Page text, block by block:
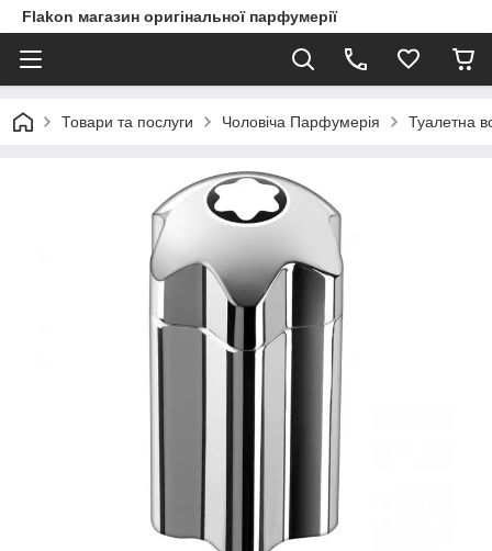
Flakon магазин оригінальної парфумерії
Товари та послуги Чоловіча Парфумерія Туалетна